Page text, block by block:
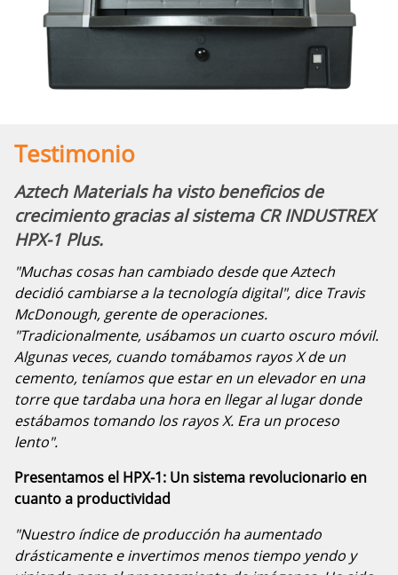
Testimonio
Aztech Materials ha visto beneficios de
crecimiento gracias al sistema CR INDUSTREX
HPX-1 Plus.
"Muchas cosas han cambiado desde que Aztech
decidió cambiarse a la tecnología digital", dice Travis
McDonough, gerente de operaciones.
"Tradicionalmente, usábamos un cuarto oscuro móvil.
Algunas veces, cuando tomábamos rayos X de un
cemento, teníamos que estar en un elevador en una
torre que tardaba una hora en llegar al lugar donde
estábamos tomando los rayos X. Era un proceso
lento".
Presentamos el HPX-1: Un sistema revolucionario en
cuanto a productividad
"Nuestro índice de producción ha aumentado
drásticamente e invertimos menos tiempo yendo y